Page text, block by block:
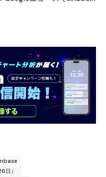
日）